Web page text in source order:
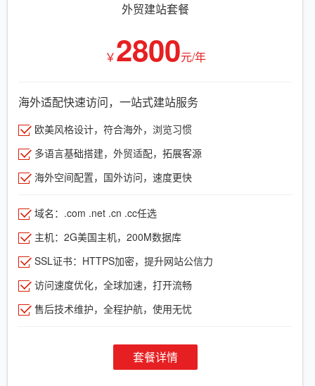
外贸建站套餐
￥2800元/年
海外适配快速访问，一站式建站服务
欧美风格设计，符合海外，浏览习惯
多语言基础搭建，外贸适配，拓展客源
海外空间配置，国外访问，速度更快
域名：.com .net .cn .cc任选
主机：2G美国主机，200M数据库
SSL证书：HTTPS加密，提升网站公信力
访问速度优化，全球加速，打开流畅
售后技术维护，全程护航，使用无忧
套餐详情